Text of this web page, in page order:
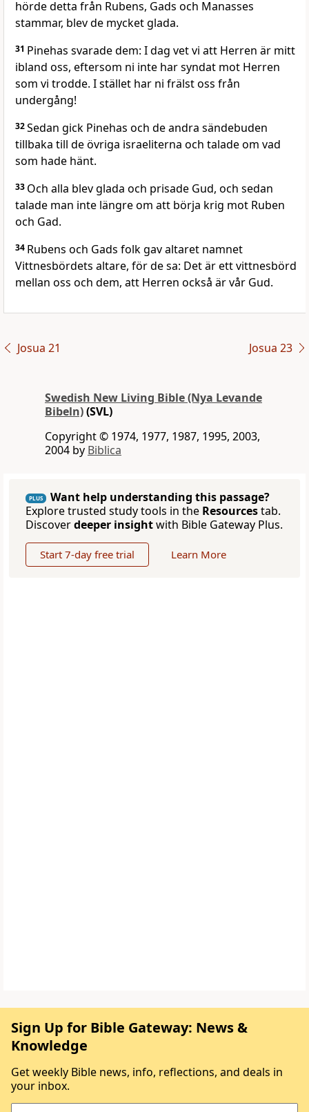
hörde detta från Rubens, Gads och Manasses
stammar, blev de mycket glada.
31 Pinehas svarade dem: I dag vet vi att Herren är mitt
ibland oss, eftersom ni inte har syndat mot Herren
som vi trodde. I stället har ni frälst oss från
undergång!
32Sedan gick Pinehas och de andra sändebuden
tillbaka till de övriga israeliterna och talade om vad
som hade hänt.
33 Och alla blev glada och prisade Gud, och sedan
talade man inte längre om att börja krig mot Ruben
och Gad.
34 Rubens och Gads folk gav altaret namnet
Vittnesbördets altare, för de sa: Det är ett vittnesbörd
mellan oss och dem, att Herren också är vår Gud.
Josua 21 Josua 23
Swedish New Living Bible (Nya Levande
Bibeln)(SVL)
Copyright © 1974, 1977, 1987, 1995, 2003,
2004 by Biblica
PLUS
Want help understanding this passage?
Explore trusted study tools in the Resourcestab.
Discoverdeeper insightwith Bible Gateway Plus.
Start 7-day free trial Learn More
Sign Up for Bible Gateway: News &
Knowledge
Get weekly Bible news, info, reflections, and deals in
your inbox.